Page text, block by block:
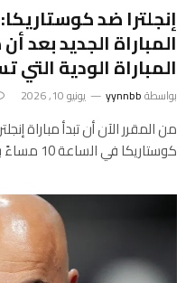
إنجلترا ضد
المباراة الجديد
المباراة الودية
بواسطةyynnbb يونيو 10, 2026
من المقرر الآن أن تبدأ مباراة
كوستاريكا في الساعة 10 مساءً بتوقيت المملكة المتحدة…